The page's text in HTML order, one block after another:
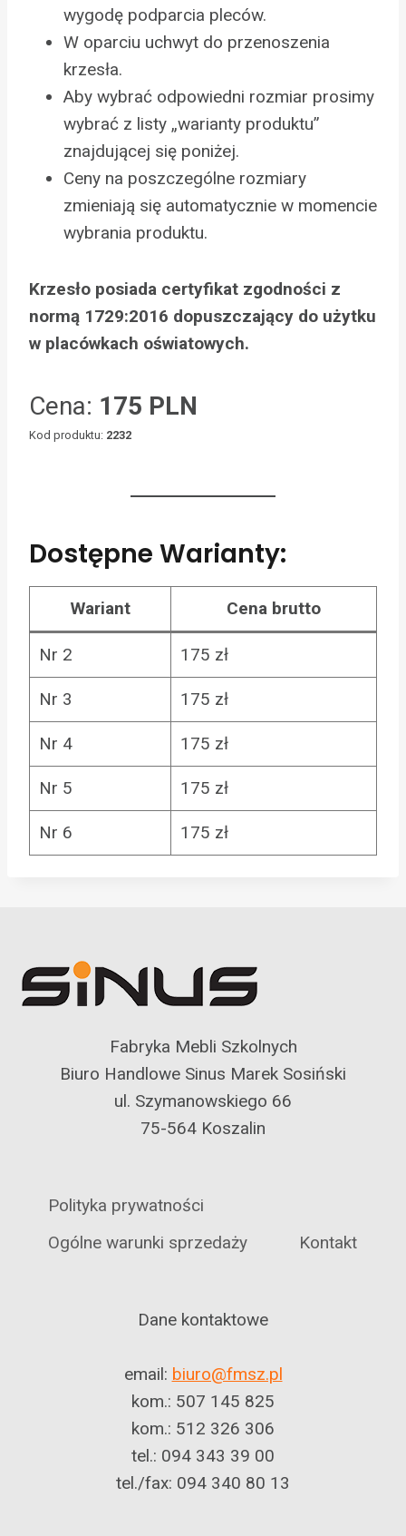
wygodę podparcia pleców.
W oparciu uchwyt do przenoszenia
krzesła.
Aby wybrać odpowiedni rozmiar prosimy
wybrać z listy „warianty produktu”
znajdującej się poniżej.
Ceny na poszczególne rozmiary
zmieniają się automatycznie w momencie
wybrania produktu.
Krzesło posiada certyfikat zgodności z
normą 1729:2016 dopuszczający do użytku
w placówkach oświatowych.
Cena: 175 PLN
Kod produktu: 2232
Dostępne Warianty:
Wariant Cena brutto
Nr 2 175 zł
Nr 3 175 zł
Nr 4 175 zł
Nr 5 175 zł
Nr 6 175 zł
Fabryka Mebli Szkolnych
Biuro Handlowe Sinus Marek Sosiński
ul. Szymanowskiego 66
75-564 Koszalin
Polityka prywatności
Ogólne warunki sprzedaży
Kontakt
Dane kontaktowe
email: biuro@fmsz.pl
kom.: 507 145 825
kom.: 512 326 306
tel.: 094 343 39 00
tel./fax: 094 340 80 13